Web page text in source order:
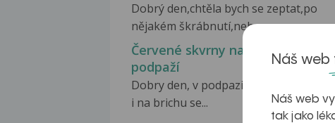
Dobrý den,chtěla bych se zeptat,po
nějakém škrábnutí,nebo...
Červené skvrny na břichu, v
podpaží
Dobry den, v podpazi obou ruk a nove
i na brichu se...
Náš web
Náš web
tak jako